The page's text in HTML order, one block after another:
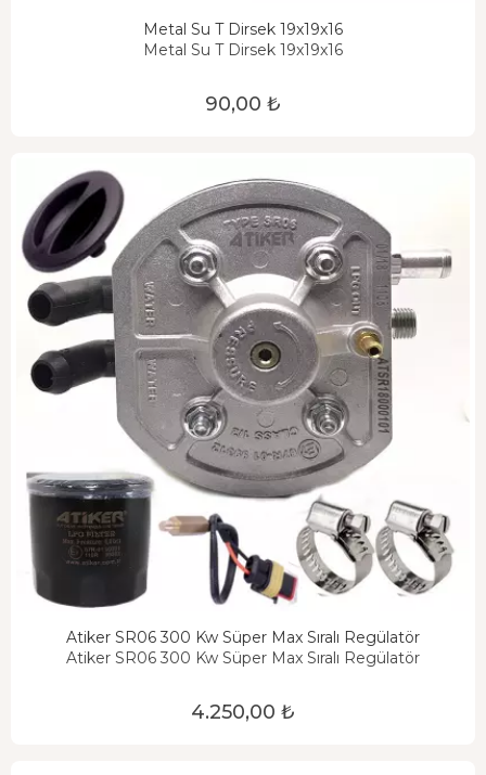
Metal Su T Dirsek 19x19x16
Metal Su T Dirsek 19x19x16
90,00 ₺
Atiker SR06 300 Kw Süper Max Sıralı Regülatör
Atiker SR06 300 Kw Süper Max Sıralı Regülatör
4.250,00 ₺